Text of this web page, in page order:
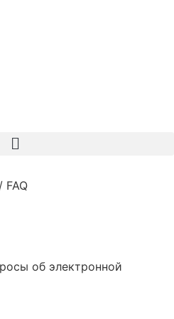
/ FAQ
об электронной